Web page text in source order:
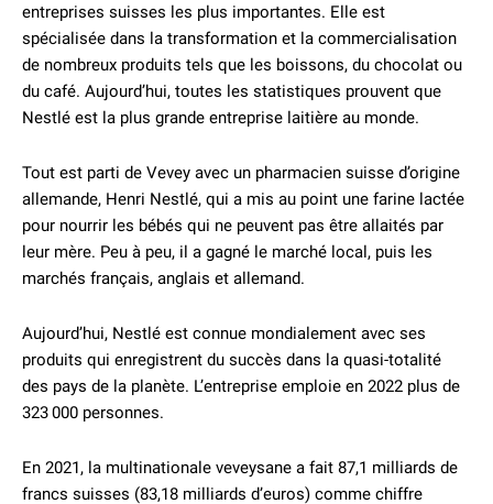
entreprises suisses les plus importantes. Elle est
spécialisée dans la transformation et la commercialisation
de nombreux produits tels que les boissons, du chocolat ou
du café. Aujourd’hui, toutes les statistiques prouvent que
Nestlé est la plus grande entreprise laitière au monde.
Tout est parti de Vevey avec un pharmacien suisse d’origine
allemande, Henri Nestlé, qui a mis au point une farine lactée
pour nourrir les bébés qui ne peuvent pas être allaités par
leur mère. Peu à peu, il a gagné le marché local, puis les
marchés français, anglais et allemand.
Aujourd’hui, Nestlé est connue mondialement avec ses
produits qui enregistrent du succès dans la quasi-totalité
des pays de la planète. L’entreprise emploie en 2022 plus de
323 000 personnes.
En 2021, la multinationale veveysane a fait 87,1 milliards de
francs suisses (83,18 milliards d’euros) comme chiffre